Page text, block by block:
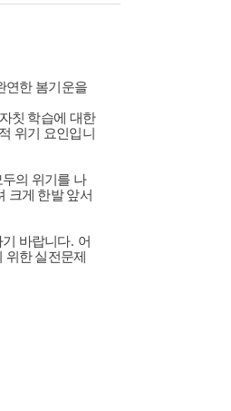
연한 봄기운을
칫 학습에 대한
위기 요인입니
의 위기를 나
크게 한발 앞서
바랍니다. 어
위한 실전문제